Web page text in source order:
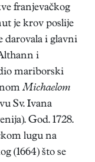
franjevačkog
je krov poslije
darovala i glavni
i
mariborski
Michaelom
Sv. Ivana
God. 1728.
lugu na
(1664) što se